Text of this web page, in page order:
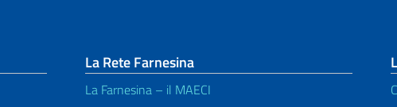
La Rete Farnesina
La Farnesina – il MAECI